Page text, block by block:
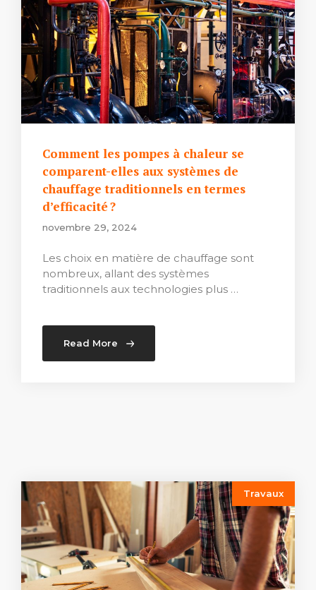
Comment les pompes à chaleur se
comparent-elles aux systèmes de
chauffage traditionnels en termes
d’efficacité ?
novembre 29, 2024
Les choix en matière de chauffage sont
nombreux, allant des systèmes
traditionnels aux technologies plus …
Read More
Travaux